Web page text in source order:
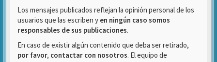
Los mensajes publicados reflejan la opinión personal de los
usuarios que las escriben y en ningún caso somos
responsables de sus publicaciones.
En caso de existir algún contenido que deba ser retirado,
por favor, contactar con nosotros. El equipo de